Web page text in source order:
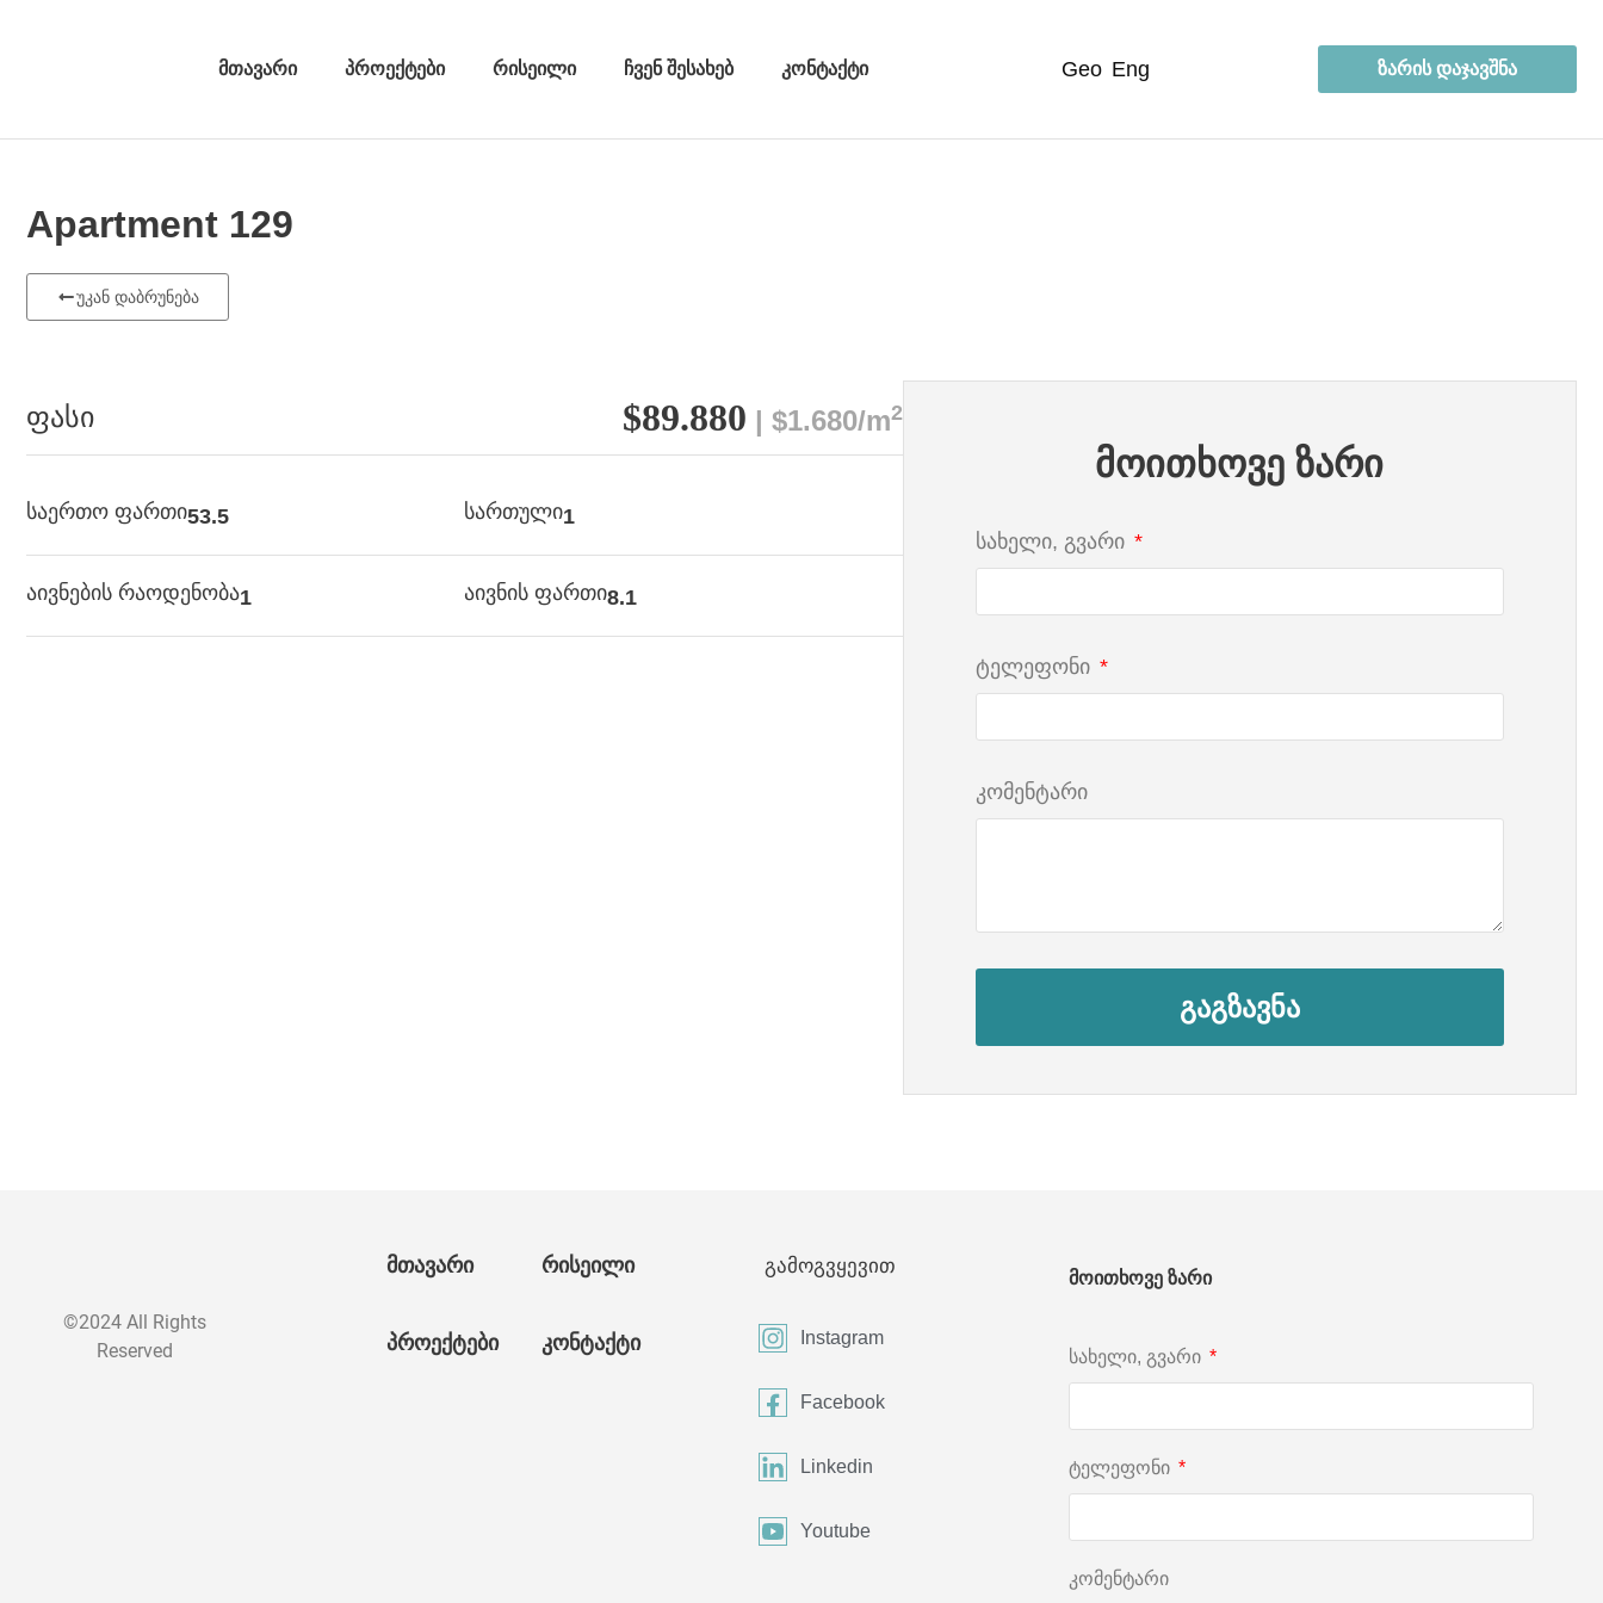
მთავარი პროექტები რისეილი ჩვენ შესახებ კონტაქტი geo eng ზარის დაჯავშნა
Apartment 129
უკან დაბრუნება
ფასი $89.880 | $1.680/m2
საერთო ფართი53.5 სართული1
აივნების რაოდენობა1 აივნის ფართი8.1
მოითხოვე ზარი
სახელი, გვარი
ტელეფონი
კომენტარი
გაგზავნა
©2024 All Rights
Reserved
მთავარი
პროექტები
რისეილი
კონტაქტი
გამოგვყევით
Instagram
Facebook
Linkedin
Youtube
მოითხოვე ზარი
სახელი, გვარი
ტელეფონი
კომენტარი